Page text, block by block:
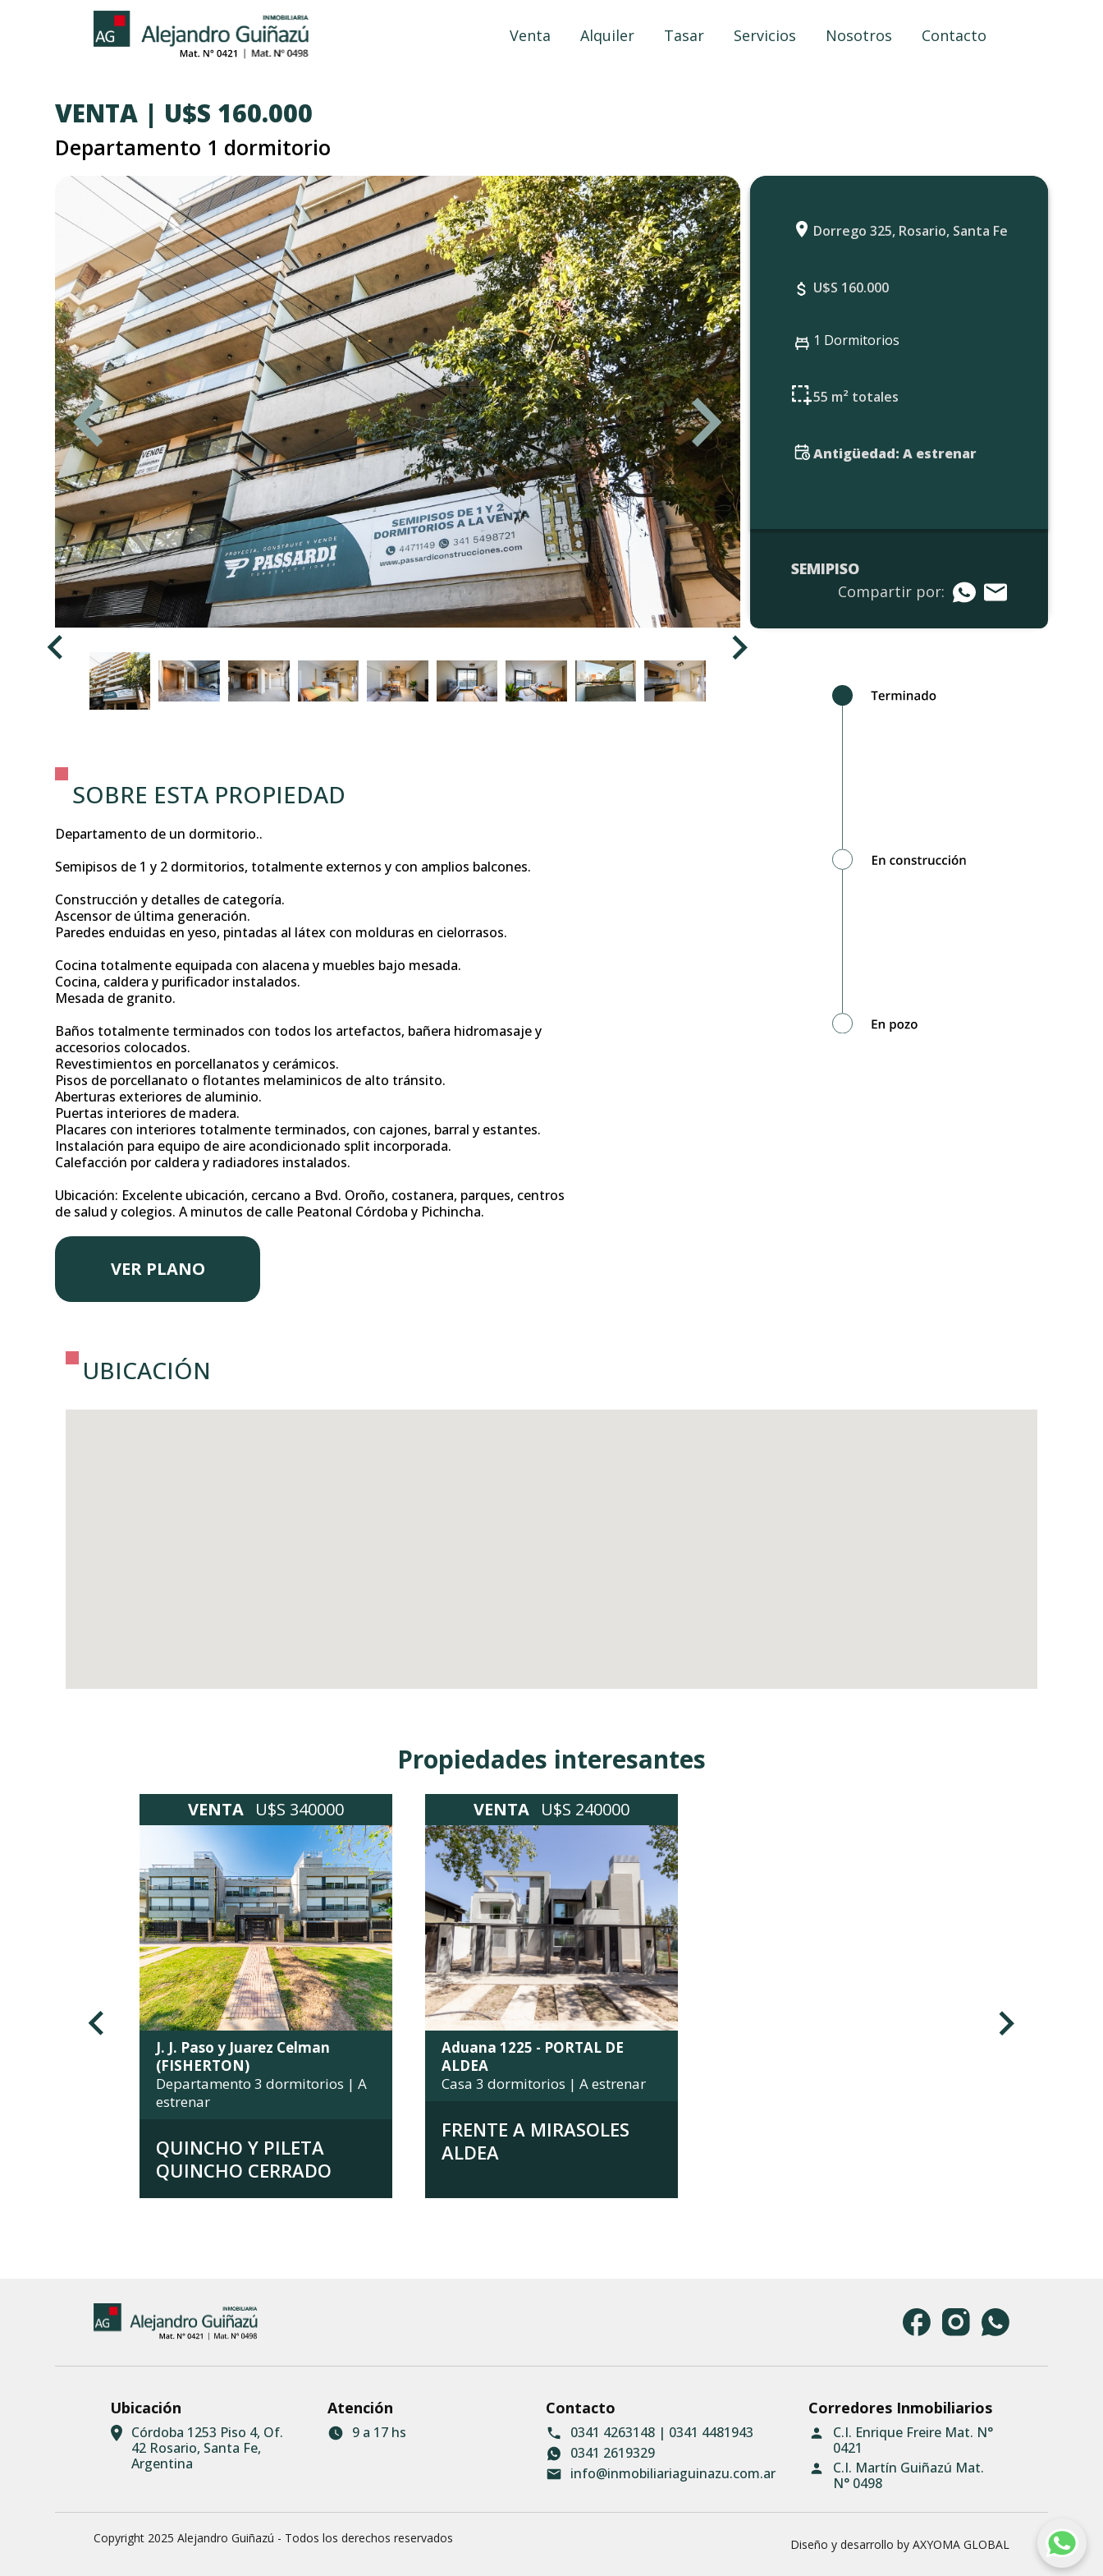
Venta Alquiler Tasar Servicios Nosotros Contacto
VENTA | U$S 160.000
Departamento 1 dormitorio
Dorrego 325, Rosario, Santa Fe
U$S 160.000
1 Dormitorios
55 m² totales
Antigüedad: A estrenar
SEMIPISO
Compartir por:
SOBRE ESTA PROPIEDAD
Departamento de un dormitorio..
Semipisos de 1 y 2 dormitorios, totalmente externos y con amplios balcones.
Construcción y detalles de categoría.
Ascensor de última generación.
Paredes enduidas en yeso, pintadas al látex con molduras en cielorrasos.
Cocina totalmente equipada con alacena y muebles bajo mesada.
Cocina, caldera y purificador instalados.
Mesada de granito.
Baños totalmente terminados con todos los artefactos, bañera hidromasaje y
accesorios colocados.
Revestimientos en porcellanatos y cerámicos.
Pisos de porcellanato o flotantes melaminicos de alto tránsito.
Aberturas exteriores de aluminio.
Puertas interiores de madera.
Placares con interiores totalmente terminados, con cajones, barral y estantes.
Instalación para equipo de aire acondicionado split incorporada.
Calefacción por caldera y radiadores instalados.
Ubicación: Excelente ubicación, cercano a Bvd. Oroño, costanera, parques, centros
de salud y colegios. A minutos de calle Peatonal Córdoba y Pichincha.
VER PLANO
UBICACIÓN
Propiedades interesantes
VENTA U$S 340000
J. J. Paso y Juarez Celman
(FISHERTON)
Departamento 3 dormitorios | A
estrenar
QUINCHO Y PILETA
QUINCHO CERRADO
VENTA U$S 240000
Aduana 1225 - PORTAL DE
ALDEA
Casa 3 dormitorios | A estrenar
FRENTE A MIRASOLES
ALDEA
Ubicación
Córdoba 1253 Piso 4, Of.
42 Rosario, Santa Fe,
Argentina
Atención
9 a 17 hs
Contacto
0341 4263148 | 0341 4481943
0341 2619329
info@inmobiliariaguinazu.com.ar
Corredores Inmobiliarios
C.I. Enrique Freire Mat. N°
0421
C.I. Martín Guiñazú Mat.
N° 0498
Copyright 2025 Alejandro Guiñazú - Todos los derechos reservados Diseño y desarrollo by AXYOMA GLOBAL